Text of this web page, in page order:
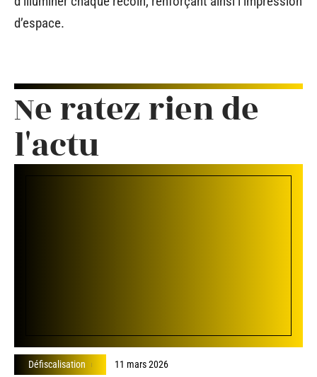
d’espace.
Ne ratez rien de
l'actu
Défiscalisation 11 mars 2026